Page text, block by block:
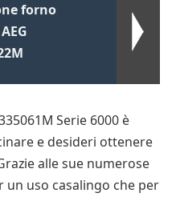
forno
Serie 6000 è
e desideri ottenere
alle sue numerose
un uso casalingo che per